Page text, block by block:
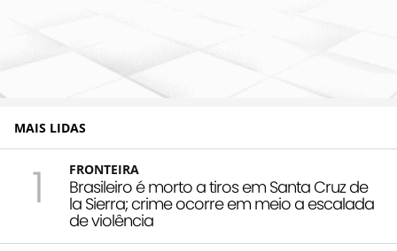
MAIS LIDAS
1 FRONTEIRA
Brasileiro é morto a tiros em Santa Cruz de
la Sierra; crime ocorre em meio a escalada
de violência